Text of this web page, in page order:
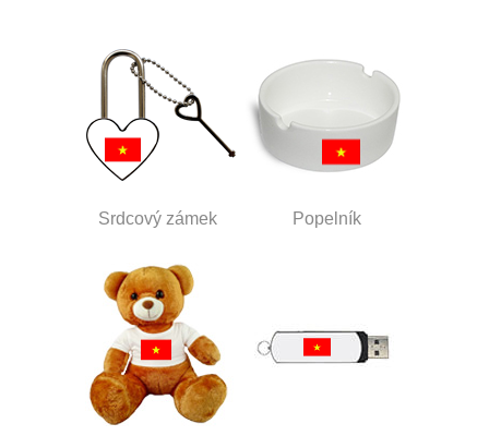
Srdcový zámek Popelník